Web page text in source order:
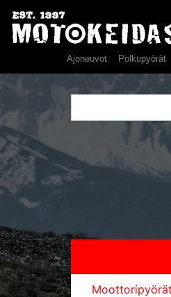
Ajoneuvot Polkupyörät